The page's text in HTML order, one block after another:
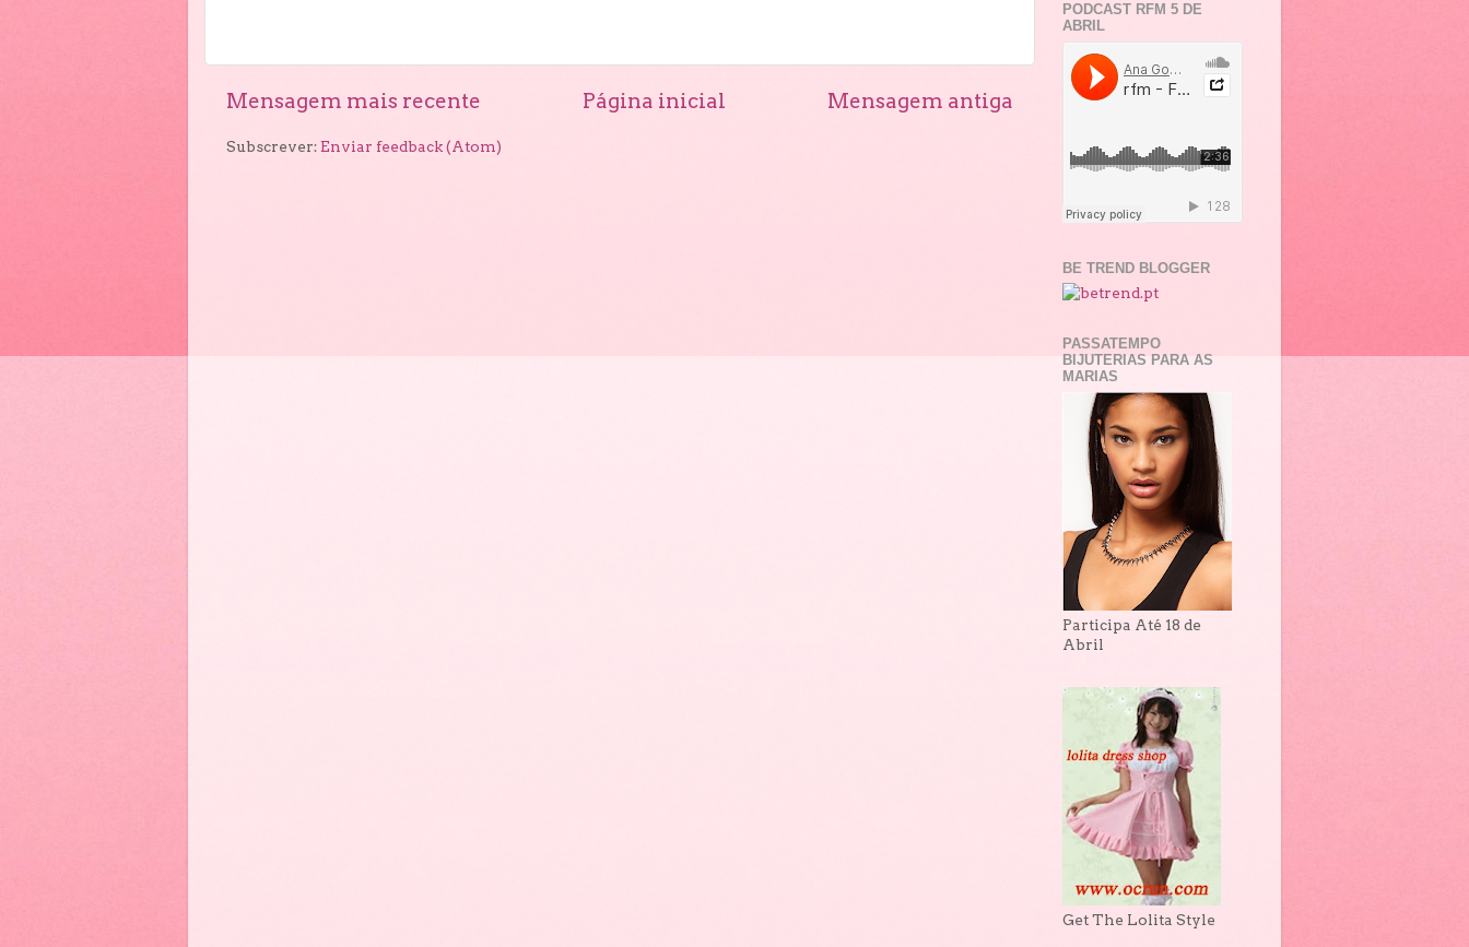
Mensagem mais recente Mensagem antiga
Página inicial
Subscrever:Enviar feedback (Atom)
PODCAST RFM 5 DE
ABRIL
BE TREND BLOGGER
PASSATEMPO
BIJUTERIAS PARA AS
MARIAS
Participa Até 18 de
Abril
Get The Lolita Style